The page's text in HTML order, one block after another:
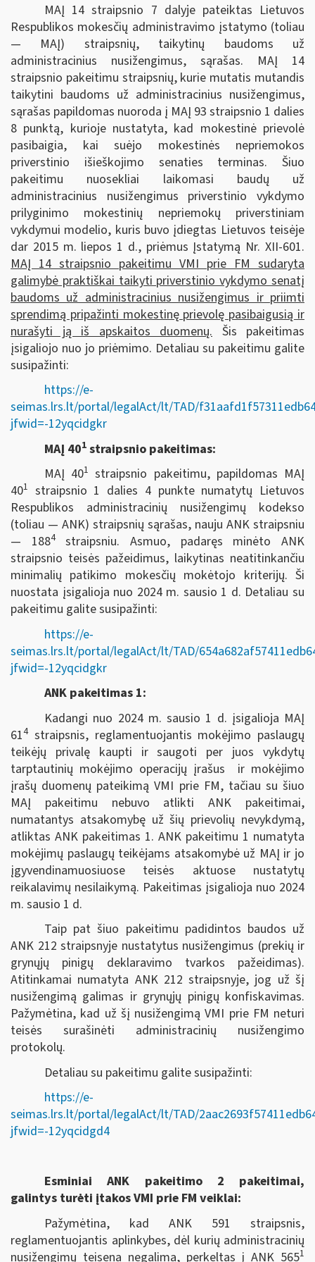
MAĮ 14 straipsnio 7 dalyje pateiktas Lietuvos
Respublikos mokesčių administravimo įstatymo (toliau
— MAĮ) straipsnių, taikytinų baudoms už
administracinius nusižengimus, sąrašas. MAĮ 14
straipsnio pakeitimu straipsnių, kurie mutatis mutandis
taikytini baudoms už administracinius nusižengimus,
sąrašas papildomas nuoroda į MAĮ 93 straipsnio 1 dalies
8 punktą, kurioje nustatyta, kad mokestinė prievolė
pasibaigia, kai suėjo mokestinės nepriemokos
priverstinio išieškojimo senaties terminas. Šiuo
pakeitimu nuosekliai laikomasi baudų už
administracinius nusižengimus priverstinio vykdymo
prilyginimo mokestinių nepriemokų priverstiniam
vykdymui modelio, kuris buvo įdiegtas Lietuvos teisėje
dar 2015 m. liepos 1 d., priėmus Įstatymą Nr. XII-601.
MAĮ 14 straipsnio pakeitimu VMI prie FM sudaryta
galimybė praktiškai taikyti priverstinio vykdymo senatį
baudoms už administracinius nusižengimus ir priimti
sprendimą pripažinti mokestinę prievolę pasibaigusią ir
nurašyti ją iš apskaitos duomenų. Šis pakeitimas
įsigaliojo nuo jo priėmimo. Detaliau su pakeitimu galite
susipažinti:
https://e-
seimas.lrs.lt/portal/legalAct/lt/TAD/
jfwid=-12yqcidgkr
MAĮ 401 straipsnio pakeitimas:
MAĮ 401 straipsnio pakeitimu, papildomas MAĮ
401 straipsnio 1 dalies 4 punkte numatytų Lietuvos
Respublikos administracinių nusižengimų kodekso
(toliau — ANK) straipsnių sąrašas, nauju ANK straipsniu
— 1884straipsniu. Asmuo, padaręs minėto ANK
straipsnio teisės pažeidimus, laikytinas neatitinkančiu
minimalių patikimo mokesčių mokėtojo kriterijų. Ši
nuostata įsigalioja nuo 2024 m. sausio 1 d. Detaliau su
pakeitimu galite susipažinti:
https://e-
seimas.lrs.lt/portal/legalAct/lt/TAD/
jfwid=-12yqcidgkr
ANK pakeitimas 1:
Kadangi nuo 2024 m. sausio 1 d. įsigalioja MAĮ
614straipsnis, reglamentuojantis mokėjimo paslaugų
teikėjų privalę kaupti ir saugoti per juos vykdytų
tarptautinių mokėjimo operacijų įrašus ir mokėjimo
įrašų duomenų pateikimą VMI prie FM, tačiau su šiuo
MAĮ pakeitimu nebuvo atlikti ANK pakeitimai,
numatantys atsakomybę už šių prievolių nevykdymą,
atliktas ANK pakeitimas 1. ANK pakeitimu 1 numatyta
mokėjimų paslaugų teikėjams atsakomybė už MAĮ ir jo
įgyvendinamuosiuose teisės aktuose nustatytų
reikalavimų nesilaikymą. Pakeitimas įsigalioja nuo 2024
m. sausio 1 d.
Taip pat šiuo pakeitimu padidintos baudos už
ANK 212 straipsnyje nustatytus nusižengimus (prekių ir
grynųjų pinigų deklaravimo tvarkos pažeidimas).
Atitinkamai numatyta ANK 212 straipsnyje, jog už šį
nusižengimą galimas ir grynųjų pinigų konfiskavimas.
Pažymėtina, kad už šį nusižengimą VMI prie FM neturi
teisės surašinėti administracinių nusižengimo
protokolų.
Detaliau su pakeitimu galite susipažinti:
https://e-
seimas.lrs.lt/portal/legalAct/lt/TAD/
jfwid=-12yqcidgd4
Esminiai ANK pakeitimo 2 pakeitimai,
galintys turėti įtakos VMI prie FM veiklai:
Pažymėtina, kad ANK 591 straipsnis,
reglamentuojantis aplinkybes, dėl kurių administracinių
nusižengimų teisena negalima, perkeltas į ANK 5651